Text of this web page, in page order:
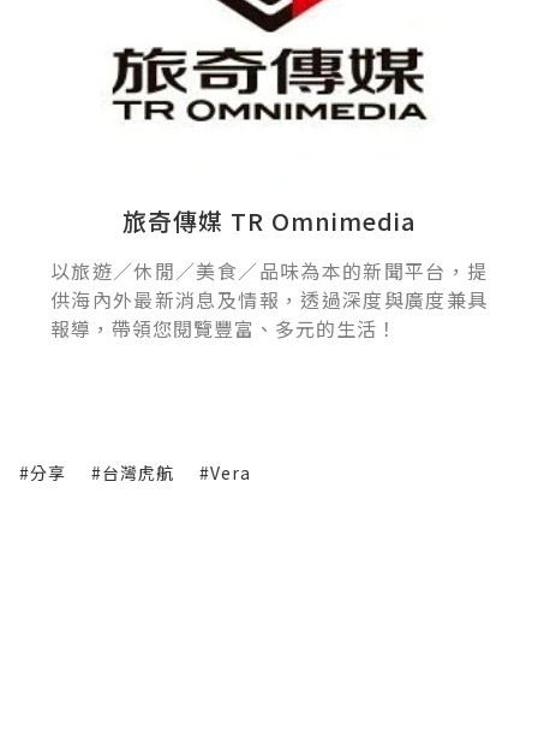
旅奇傳媒 TR Omnimedia
以旅遊／休閒／美食／品味為本的新聞平台，提
供海內外最新消息及情報，透過深度與廣度兼具
報導，帶領您閱覽豐富、多元的生活！
#分享 #台灣虎航 #Vera